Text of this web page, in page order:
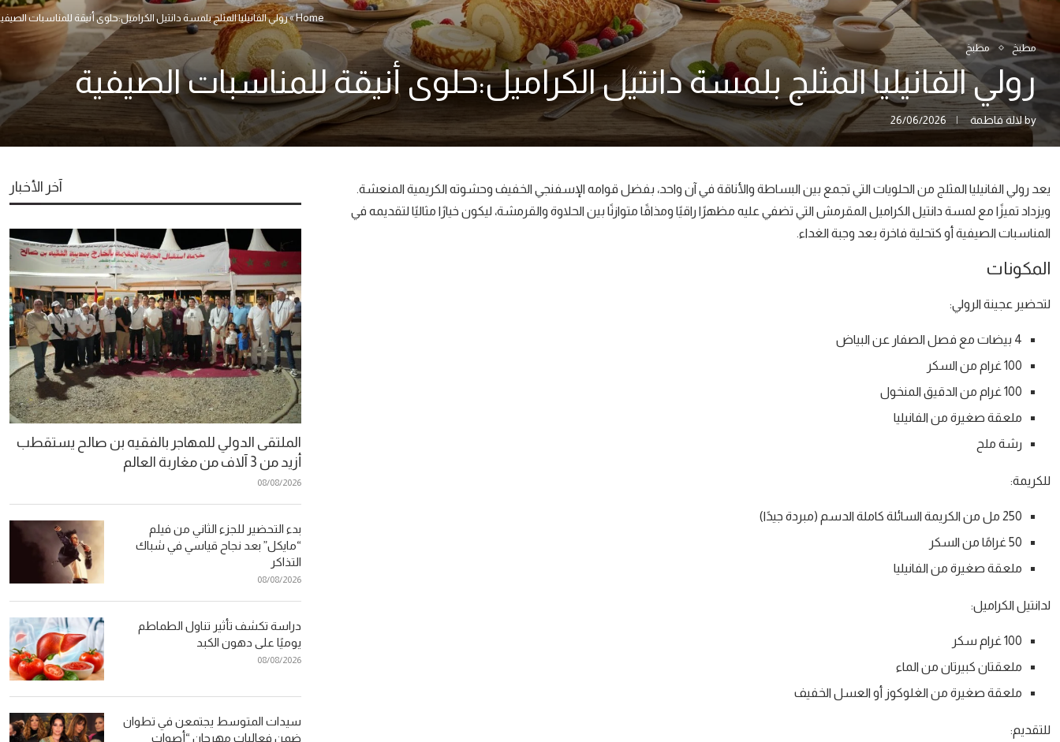
Home
»رولي الفانيليا المثلج بلمسة دانتيل الكراميل:حلوى أنيقة للمناسبات
مطبخ مطبخ
رولي الفانيليا المثلج بلمسة دانتيل الكراميل:حلوى أنيقة للمناسبات الصيفية
byلالة فاطمة 26/06/2026
يعد رولي الفانيليا المثلج من الحلويات التي تجمع بين البساطة والأناقة في آن واحد، بفضل قوامه الإسفنجي الخفيف وحشوته الكريمية المنعشة.
ويزداد تميزًا مع لمسة دانتيل الكراميل المقرمش التي تضفي عليه مظهرًا راقيًا ومذاقًا متوازنًا بين الحلاوة والقرمشة، ليكون خيارًا مثاليًا لتقديمه في
المناسبات الصيفية أو كتحلية فاخرة بعد وجبة الغداء.
المكونات
لتحضير عجينة الرولي:
4 بيضات مع فصل الصفار عن البياض
100 غرام من السكر
100 غرام من الدقيق المنخول
ملعقة صغيرة من الفانيليا
رشة ملح
للكريمة:
250 مل من الكريمة السائلة كاملة الدسم (مبردة جيدًا)
50 غرامًا من السكر
ملعقة صغيرة من الفانيليا
لدانتيل الكراميل:
100 غرام سكر
ملعقتان كبيرتان من الماء
ملعقة صغيرة من الغلوكوز أو العسل الخفيف
للتقديم:
آخر الأخبار
الملتقى الدولي للمهاجر بالفقيه بن صالح يستقطب
أزيد من 3 آلاف من مغاربة العالم
08/08/2026
بدء التحضير للجزء الثاني من فيلم
“مايكل” بعد نجاح قياسي في شباك
التذاكر
08/08/2026
دراسة تكشف تأثير تناول الطماطم
يوميًا على دهون الكبد
08/08/2026
سيدات المتوسط يجتمعن في تطوان
ضمن فعاليات مهرجان “أصوات